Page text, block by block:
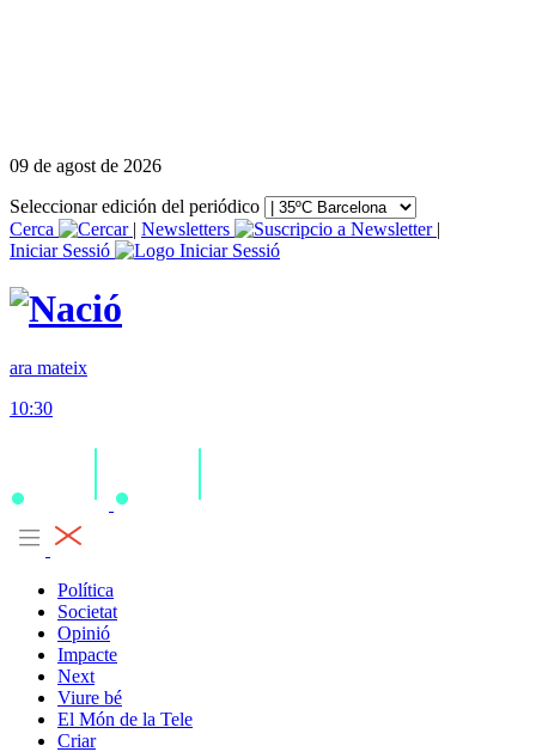
09 de agost de 2026
Seleccionar edición del periódico
Cerca
| Newsletters
|
Iniciar Sessió
ara mateix
10:30
Política
Societat
Opinió
Impacte
Next
Viure bé
El Món de la Tele
Criar